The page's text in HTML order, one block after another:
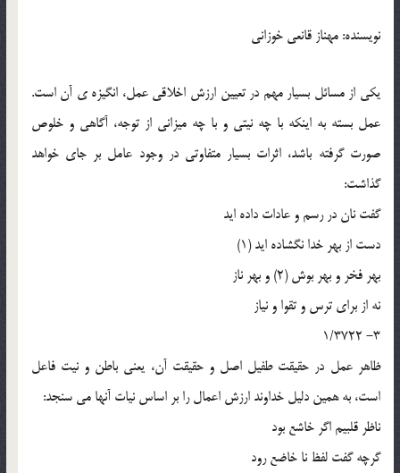
نويسنده: مهناز قانعي خوزاني
يکي از مسائل بسيار مهم در تعيين ارزش اخلاقي عمل، انگيزه ي آن است.
عمل بسته به اينکه با چه نيتي و با چه ميزاني از توجه، آگاهي و خلوص
صورت گرفته باشد، اثرات بسيار متفاوتي در وجود عامل بر جاي خواهد
گذاشت:
گفت نان در رسم و عادات داده ايد
دست از بهر خدا نگشاده ايد (1)
بهر فخر و بهر بوش (2) و بهر ناز
نه از براي ترس و تقوا و نياز
3- 1/3722
ظاهر عمل در حقيقت طفيل اصل و حقيقت آن، يعني باطن و نيت فاعل
است، به همين دليل خداوند ارزش اعمال را بر اساس نيات آنها مي سنجد:
ناظر قلبيم اگر خاشع بود
گرچه گفت لفظ نا خاضع رود